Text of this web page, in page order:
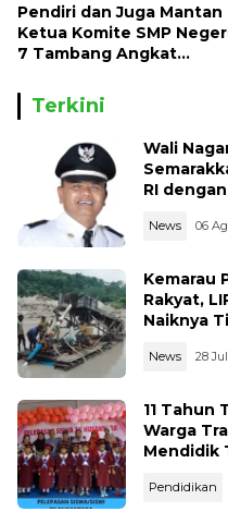
Pendiri dan Juga Mantan
Ketua Komite SMP
7 Tambang Angkat
Terkini
Wali
RI
News 06
Kemarau
Rakyat,
Naiknya
News 28
11 Tahun
Warga
Mendidik
Pendidikan